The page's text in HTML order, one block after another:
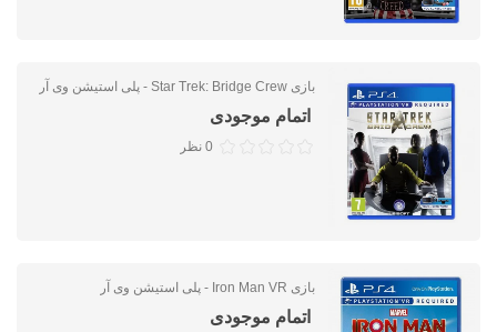
بازی Star Trek: Bridge Crew - پلی استیشن وی آر
اتمام موجودی
0 نظر
بازی Iron Man VR - پلی استیشن وی آر
اتمام موجودی